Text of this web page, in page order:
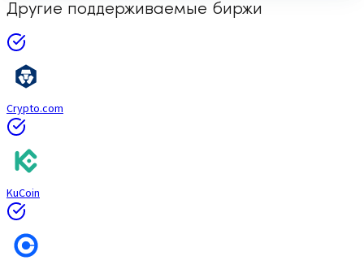
Другие поддерживаемые биржи
Crypto.com
KuCoin